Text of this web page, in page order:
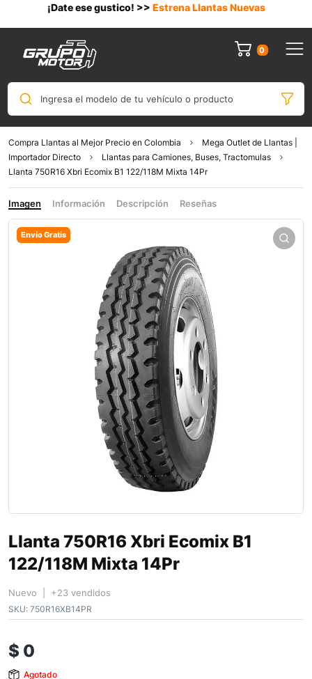
¡Date ese gustico! >> Estrena Llantas Nuevas
0
Ingresa el modelo de tu vehículo o producto
Compra Llantas al Mejor Precio en Colombia
Mega Outlet de Llantas |
Importador Directo
Llantas para Camiones, Buses, Tractomulas
Llanta 750R16 Xbri Ecomix B1 122/118M Mixta 14Pr
Imagen Información Descripción Reseñas
Envío Gratis
Llanta 750R16 Xbri Ecomix B1
122/118M Mixta 14Pr
Nuevo | +23 vendidos
SKU: 750R16XB14PR
$ 0
Agotado